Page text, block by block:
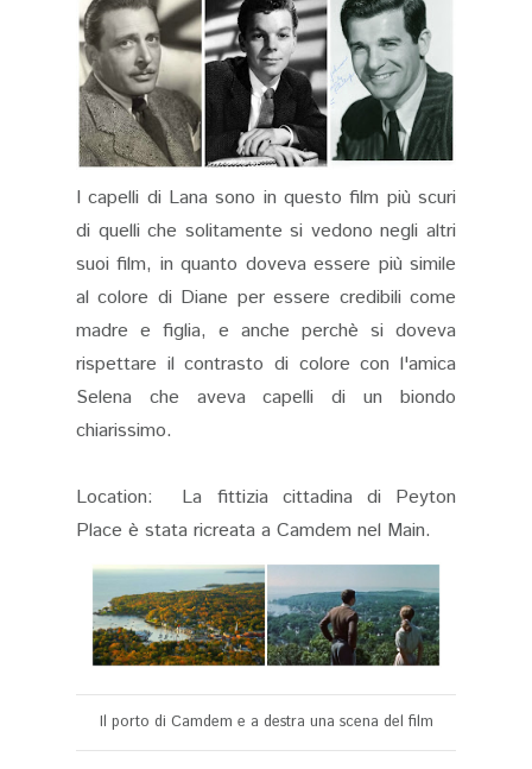
I capelli di Lana sono in questo film più scuri
di quelli che solitamente si vedono negli altri
suoi film, in quanto doveva essere più simile
al colore di Diane per essere credibili come
madre e figlia, e anche perchè si doveva
rispettare il contrasto di colore con l'amica
Selena che aveva capelli di un biondo
chiarissimo.
Location: La fittizia cittadina di Peyton
Place è stata ricreata a Camdem nel Main.
Il porto di Camdem e a destra una scena del film